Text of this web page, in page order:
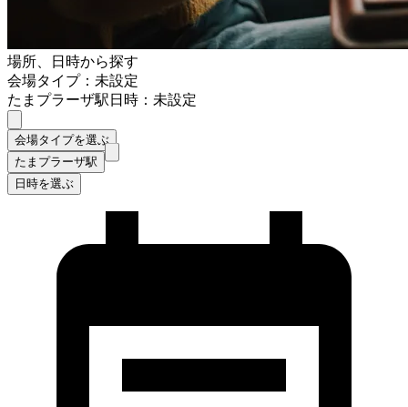
場所、日時から探す
会場タイプ：未設定
たまプラーザ駅日時：未設定
会場タイプを選ぶ
たまプラーザ駅
日時を選ぶ